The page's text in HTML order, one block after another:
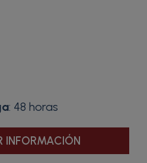
: 48 horas
INFORMACIÓN